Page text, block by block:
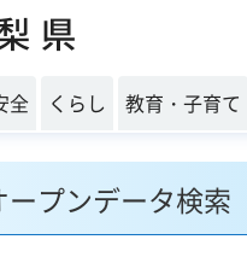
ドを表示
全 くらし 教育・子育て
ープンデータ検索